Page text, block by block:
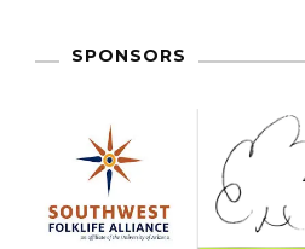
SPONSORS